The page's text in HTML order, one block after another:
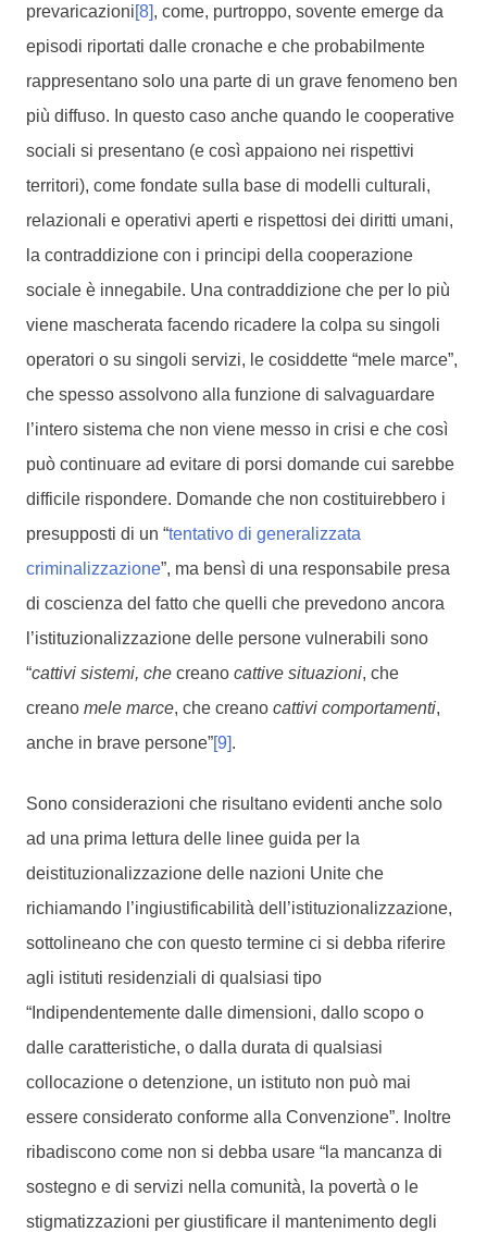
prevaricazioni[8], come, purtroppo, sovente emerge da
episodi riportati dalle cronache e che probabilmente
rappresentano solo una parte di un grave fenomeno ben
più diffuso. In questo caso anche quando le cooperative
sociali si presentano (e così appaiono nei rispettivi
territori), come fondate sulla base di modelli culturali,
relazionali e operativi aperti e rispettosi dei diritti umani,
la contraddizione con i principi della cooperazione
sociale è innegabile. Una contraddizione che per lo più
viene mascherata facendo ricadere la colpa su singoli
operatori o su singoli servizi, le cosiddette “mele marce”,
che spesso assolvono alla funzione di salvaguardare
l’intero sistema che non viene messo in crisi e che così
può continuare ad evitare di porsi domande cui sarebbe
difficile rispondere. Domande che non costituirebbero i
presupposti di un “tentativo di generalizzata
criminalizzazione”, ma bensì di una responsabile presa
di coscienza del fatto che quelli che prevedono ancora
l’istituzionalizzazione delle persone vulnerabili sono
“cattivi sistemi, che creano cattive situazioni, che
creano mele marce, che creano cattivi comportamenti,
anche in brave persone”[9].
Sono considerazioni che risultano evidenti anche solo
ad una prima lettura delle linee guida per la
deistituzionalizzazione delle nazioni Unite che
richiamando l’ingiustificabilità dell’istituzionalizzazione,
sottolineano che con questo termine ci si debba riferire
agli istituti residenziali di qualsiasi tipo
“Indipendentemente dalle dimensioni, dallo scopo o
dalle caratteristiche, o dalla durata di qualsiasi
collocazione o detenzione, un istituto non può mai
essere considerato conforme alla Convenzione”. Inoltre
ribadiscono come non si debba usare “la mancanza di
sostegno e di servizi nella comunità, la povertà o le
stigmatizzazioni per giustificare il mantenimento degli